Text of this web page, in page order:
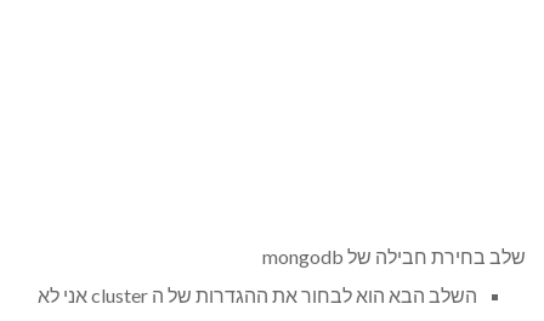
שלב בחירת חבילה של mongodb
השלב הבא הוא לבחור את ההגדרות של ה cluster אני לא